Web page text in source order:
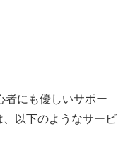
者にも優しいサポー
、以下のようなサービ